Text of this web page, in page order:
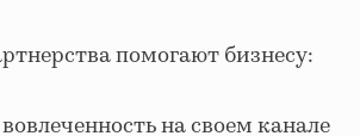
помогают бизнесу:
на своем канале